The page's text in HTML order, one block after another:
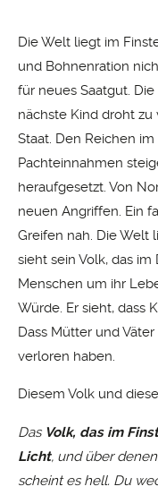
Die Welt liegt im
und Bohnenration
für neues Saatgut.
nächste Kind droht
Staat. Den Reichen
Pachteinnahmen
heraufgesetzt. Von
neuen Angriffen. Ein
Greifen nah. Die Welt
sieht sein Volk, das
Menschen um ihr
Würde. Er sieht, dass
Dass Mütter und
verloren haben.
Diesem Volk und
Das Volk, das im
Licht, und über
scheint es hell. Du